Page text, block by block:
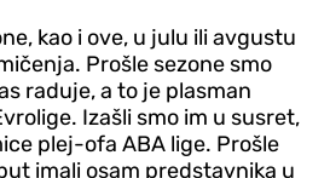
kao i ove, u julu ili avgustu
Prošle sezone smo
raduje, a to je plasman
Izašli smo im u susret,
plej-ofa ABA lige. Prošle
imali osam predstavnika u